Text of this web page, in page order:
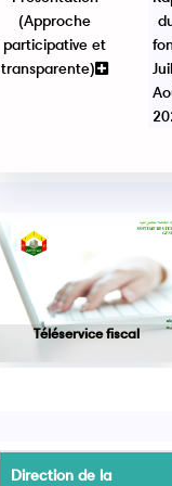
(Approche
participative et
transparente)
Téléservice fiscal
Direction de la